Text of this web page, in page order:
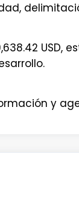
USD,
y